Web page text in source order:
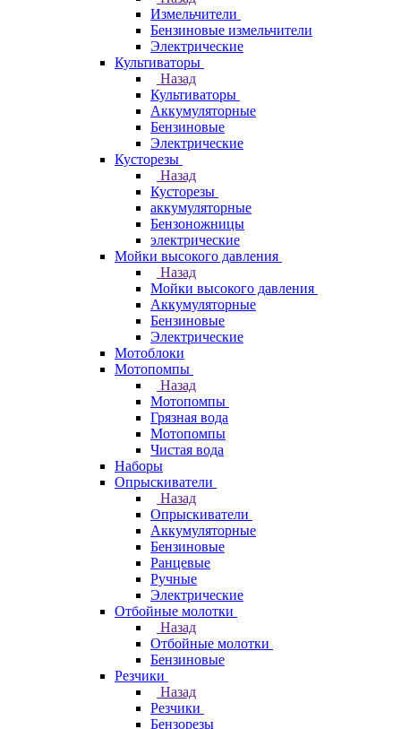
Измельчители
Бензиновые измельчители
Электрические
Культиваторы
Назад
Культиваторы
Аккумуляторные
Бензиновые
Электрические
Кусторезы
Назад
Кусторезы
аккумуляторные
Бензоножницы
электрические
Мойки высокого давления
Назад
Мойки высокого давления
Аккумуляторные
Бензиновые
Электрические
Мотоблоки
Мотопомпы
Назад
Мотопомпы
Грязная вода
Мотопомпы
Чистая вода
Наборы
Опрыскиватели
Назад
Опрыскиватели
Аккумуляторные
Бензиновые
Ранцевые
Ручные
Электрические
Отбойные молотки
Назад
Отбойные молотки
Бензиновые
Резчики
Назад
Резчики
Бензорезы